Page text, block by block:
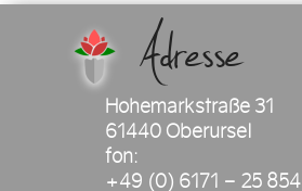
Adresse
Hohemarkstraße 31
61440 Oberursel
fon:
+49 (0) 6171 – 25 854